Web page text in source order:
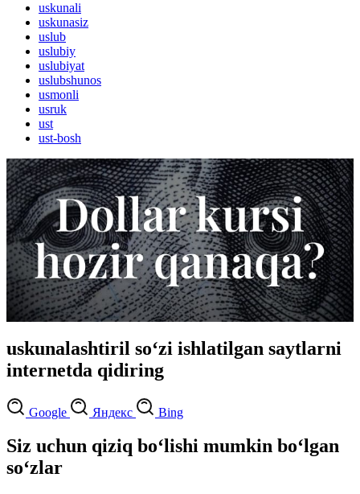
uskunali
uskunasiz
uslub
uslubiy
uslubiyat
uslubshunos
usmonli
usruk
ust
ust-bosh
uskunalashtiril so‘zi ishlatilgan saytlarni
internetda qidiring
Google Яндекс Bing
Siz uchun qiziq bo‘lishi mumkin bo‘lgan
so‘zlar